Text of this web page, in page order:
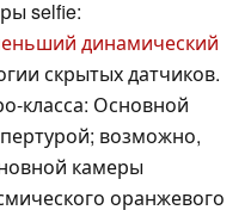
selfie:
динамический
скрытых датчиков.
класса: Основной
возможно,
камеры
оранжевого